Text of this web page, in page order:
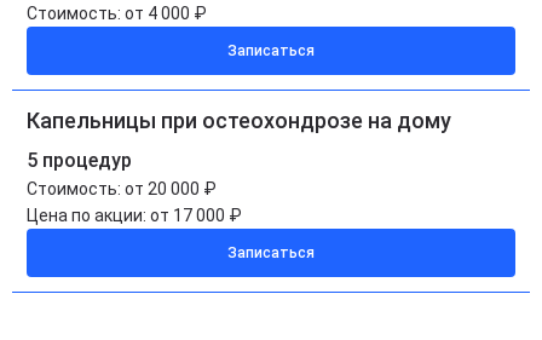
Стоимость: от 4 000 ₽
Записаться
Капельницы при остеохондрозе на дому
5 процедур
Стоимость: от 20 000 ₽
Цена по акции: от 17 000 ₽
Записаться